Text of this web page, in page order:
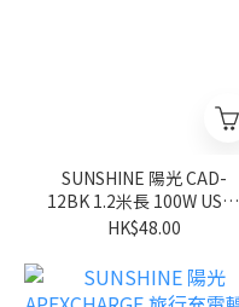
SUNSHINE 陽光 CAD-
12BK 1.2米長 100W USB-
C 快速充電線 黑色
HK$48.00